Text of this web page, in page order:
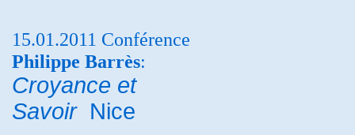
15.01.2011 Conférence
Philippe Barrès:
Croyance et
Savoir Nice